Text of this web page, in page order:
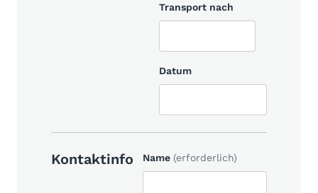
Transport nach
Datum
Kontaktinfo Name (erforderlich)